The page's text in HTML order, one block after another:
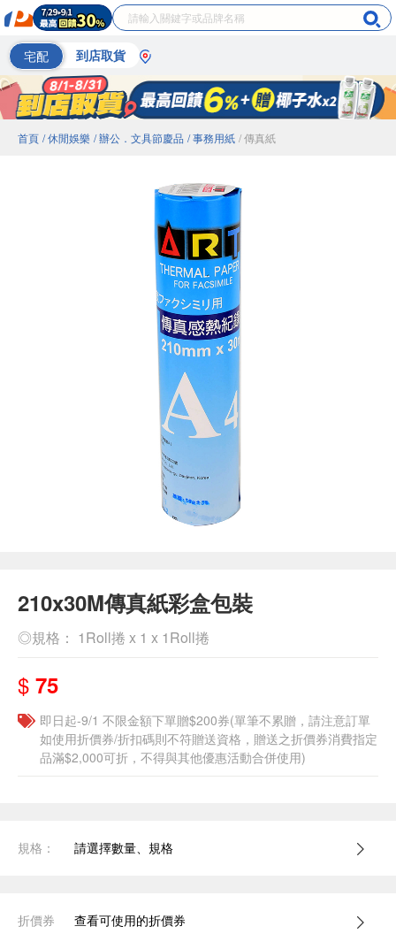
宅配 到店取貨
首頁 / 休閒娛樂 / 辦公．文具節慶品 / 事務用紙 / 傳真紙
210x30M傳真紙彩盒包裝
◎規格： 1Roll捲 x 1 x 1Roll捲
$ 75
即日起-9/1 不限金額下單贈$200券(單筆不累贈，請注意訂單
如使用折價券/折扣碼則不符贈送資格，贈送之折價券消費指定
品滿$2,000可折，不得與其他優惠活動合併使用)
規格： 請選擇數量、規格
折價券 查看可使用的折價券